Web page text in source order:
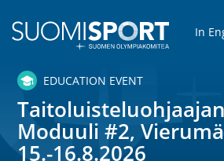
In
EDUCATION EVENT
Moduuli #2,
15.-16.8.2026